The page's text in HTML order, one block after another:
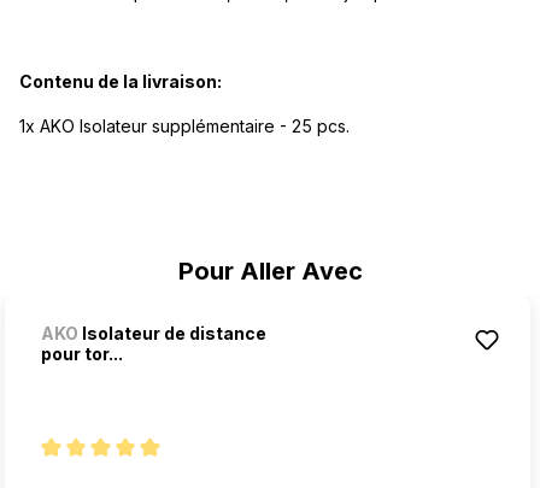
Pour Aller Avec
AKO Isolateur de distance
pour tor...
Contenu de la livraison:
1x AKO Isolateur supplémentaire - 25 pcs.